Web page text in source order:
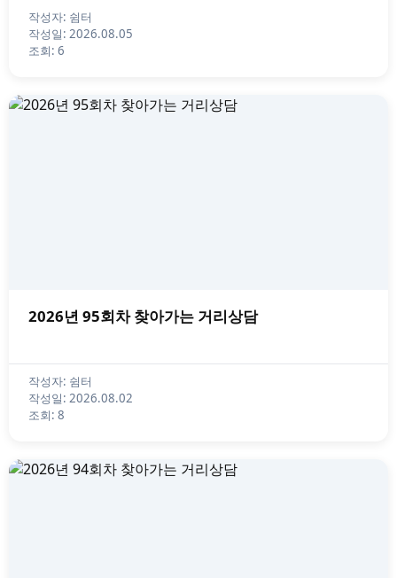
작성자: 쉼터
작성일: 2026.08.05
조회: 6
2026년 95회차 찾아가는 거리상담
작성자: 쉼터
작성일: 2026.08.02
조회: 8